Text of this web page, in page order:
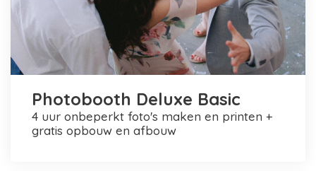
Photobooth Deluxe Basic
4 uur onbeperkt foto's maken en printen +
gratis opbouw en afbouw